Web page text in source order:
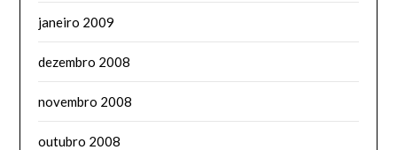
janeiro 2009
dezembro 2008
novembro 2008
outubro 2008